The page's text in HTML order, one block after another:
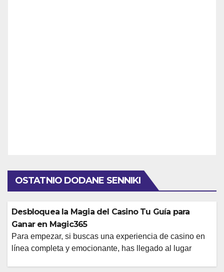
OSTATNIO DODANE SENNIKI
Desbloquea la Magia del Casino Tu Guía para
Ganar en Magic365
Para empezar, si buscas una experiencia de casino en
línea completa y emocionante, has llegado al lugar